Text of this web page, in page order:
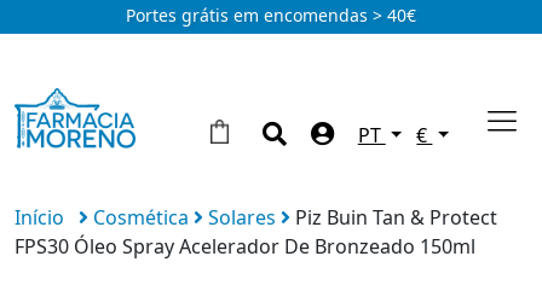
Portes grátis em encomendas > 40€
PT €
Início Cosmética Solares
Piz Buin Tan & Protect
FPS30 Óleo Spray Acelerador De Bronzeado 150ml